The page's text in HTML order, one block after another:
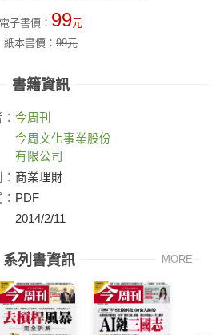
電子書價： 99元
紙本書價： 99元
書籍資訊
今周刊
今周文化事業股份
有限公司
商業理財
PDF
2014/2/11
系列書資訊 MORE